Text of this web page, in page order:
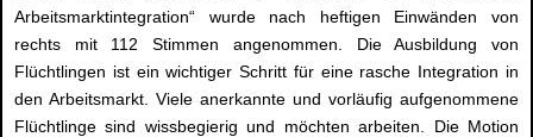
Arbeitsmarktintegration“ wurde nach heftigen Einwänden von
rechts mit 112 Stimmen angenommen. Die Ausbildung von
Flüchtlingen ist ein wichtiger Schritt für eine rasche Integration in
den Arbeitsmarkt. Viele anerkannte und vorläufig aufgenommene
Flüchtlinge sind wissbegierig und möchten arbeiten. Die Motion